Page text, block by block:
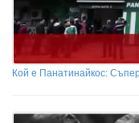
Кой е Панатинайкос: